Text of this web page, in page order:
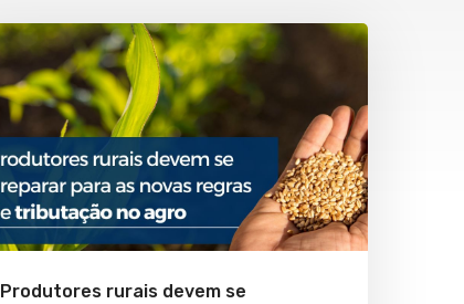
Produtores rurais devem se